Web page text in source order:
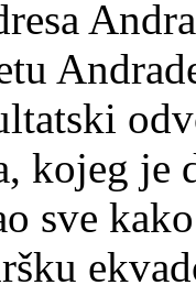
kojeg je
sve